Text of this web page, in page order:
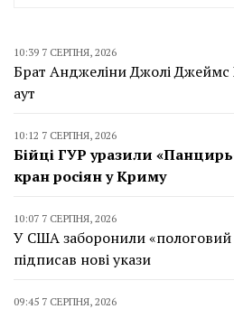
10:39 7 СЕРПНЯ, 2026
Брат Анджеліни Джолі Джеймс
аут
10:12 7 СЕРПНЯ, 2026
Бійці ГУР уразили
кран росіян у Криму
10:07 7 СЕРПНЯ, 2026
У США заборонили
підписав нові укази
09:45 7 СЕРПНЯ, 2026